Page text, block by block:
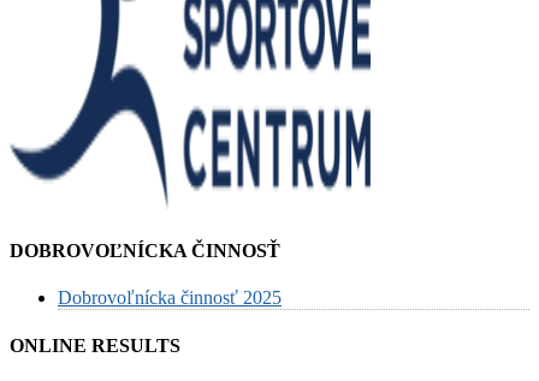
DOBROVOĽNÍCKA ČINNOSŤ
Dobrovoľnícka činnosť 2025
ONLINE RESULTS